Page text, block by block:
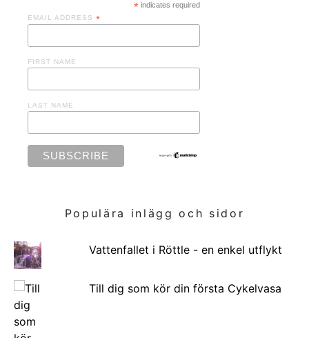
*indicates required
EMAIL ADDRESS *
FIRST NAME
LAST NAME
Populära inlägg och sidor
Vattenfallet i Röttle - en enkel utflykt
Till dig som kör din första Cykelvasa